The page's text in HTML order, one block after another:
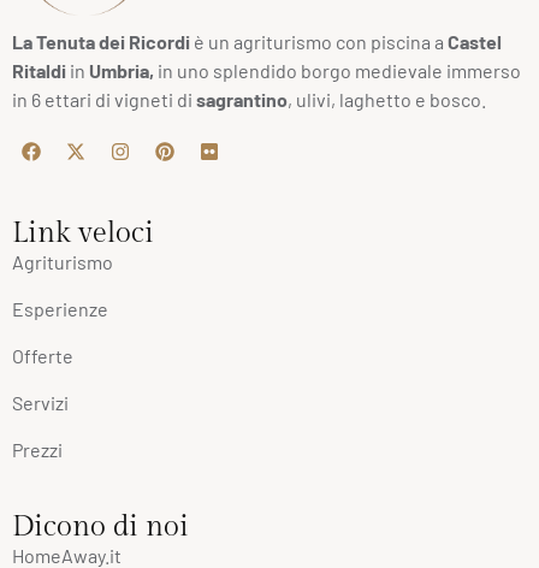
La Tenuta dei Ricordi è un agriturismo con piscina a Castel
Ritaldi in Umbria, in uno splendido borgo medievale immerso
in 6 ettari di vigneti di sagrantino, ulivi, laghetto e bosco.
Link veloci
Agriturismo
Esperienze
Offerte
Servizi
Prezzi
Dicono di noi
HomeAway.it